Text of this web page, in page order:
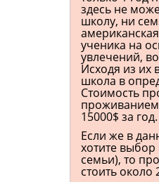
здесь не
школу, ни
ученика на
увлечений,
Исходя из их
школа в
Стоимость
15000$ за год.
Если же в
хотите
семьи), то
стоить около